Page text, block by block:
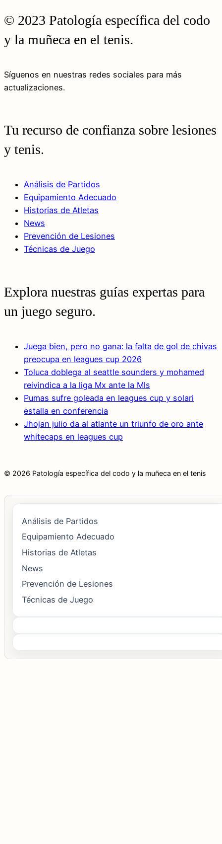
© 2023 Patología específica del codo
y la muñeca en el tenis.
Síguenos en nuestras redes sociales para más
actualizaciones.
Tu recurso de confianza sobre lesiones
y tenis.
Análisis de Partidos
Equipamiento Adecuado
Historias de Atletas
News
Prevención de Lesiones
Técnicas de Juego
Explora nuestras guías expertas para
un juego seguro.
Juega bien, pero no gana: la falta de gol de chivas
preocupa en leagues cup 2026
Toluca doblega al seattle sounders y mohamed
reivindica a la liga Mx ante la Mls
Pumas sufre goleada en leagues cup y solari
estalla en conferencia
Jhojan julio da al atlante un triunfo de oro ante
whitecaps en leagues cup
© 2026 Patología específica del codo y la muñeca en el tenis
Análisis de Partidos
Equipamiento Adecuado
Historias de Atletas
News
Prevención de Lesiones
Técnicas de Juego